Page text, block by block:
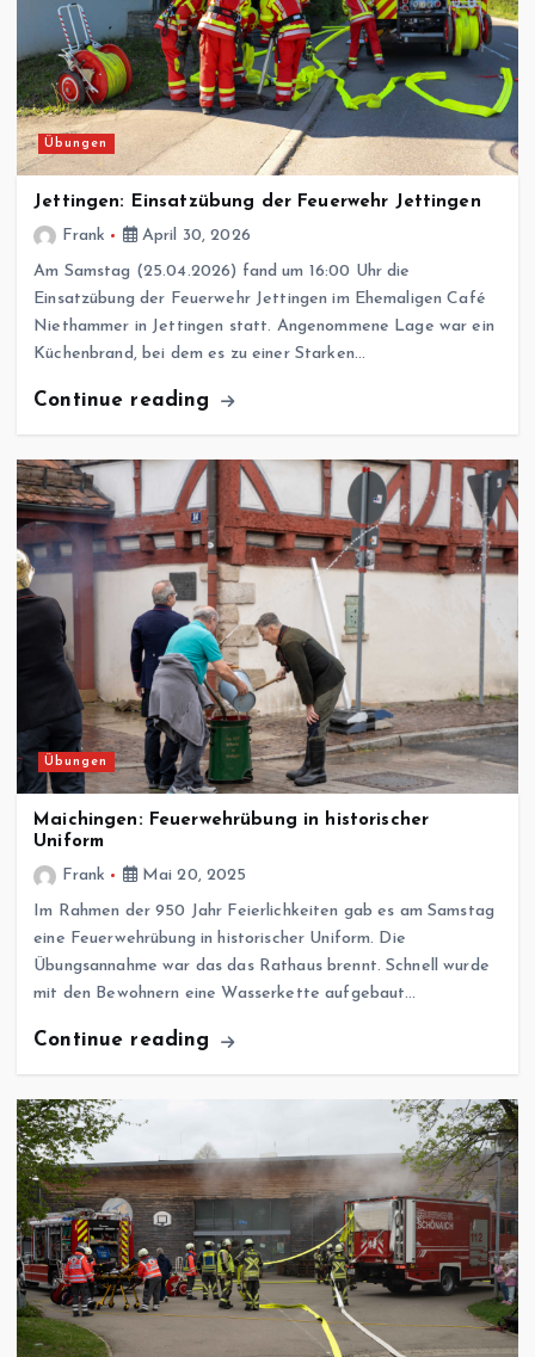
Übungen
Jettingen: Einsatzübung der Feuerwehr Jettingen
Frank
April 30, 2026
Am Samstag (25.04.2026) fand um 16:00 Uhr die
Einsatzübung der Feuerwehr Jettingen im Ehemaligen Café
Niethammer in Jettingen statt. Angenommene Lage war ein
Küchenbrand, bei dem es zu einer Starken…
Continue reading
Übungen
Maichingen: Feuerwehrübung in historischer
Uniform
Frank
Mai 20, 2025
Im Rahmen der 950 Jahr Feierlichkeiten gab es am Samstag
eine Feuerwehrübung in historischer Uniform. Die
Übungsannahme war das das Rathaus brennt. Schnell wurde
mit den Bewohnern eine Wasserkette aufgebaut…
Continue reading